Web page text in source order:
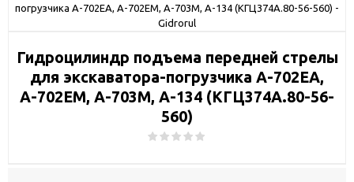
Гидроцилиндр подъема передней стрелы
для экскаватора-погрузчика А-702ЕА,
А-702ЕМ, А-703М, А-134 (КГЦ374А.80-56-
560)